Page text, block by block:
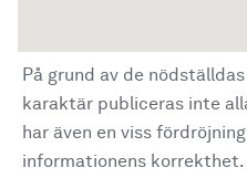
På grund av de
karaktär publiceras inte
har även en viss
informationens korrekthet.